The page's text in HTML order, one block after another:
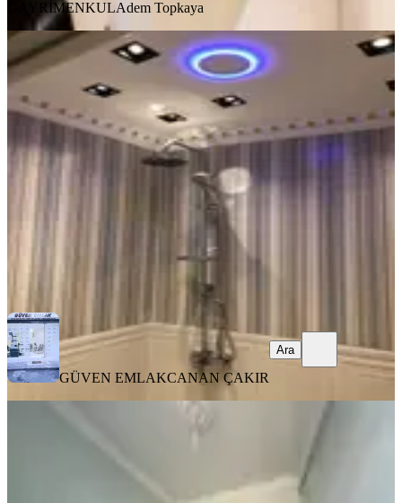
GAYRİMENKULAdem Topkaya
YENİ
Fatih Cumartesi Pazarında Eşyalı
Ultra Lüks Kiralık Daire
Fatih, Koca Mustafapaşa Mahallesi
1+1·45 m²·4. Kat·08.08.2026
CANAN ÇAKIR
GÜVEN EMLAKCANAN ÇAKIR
Ara
Merkezi Konumda Kiralık Ara Katı
Fatih, Akşemsettin Mahallesi